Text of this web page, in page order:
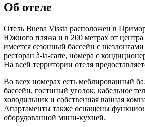
Об отеле
Отель Buena Vissta расположен в
Южного пляжа и в 200 метрах от центра
имеется сезонный бассейн с
ресторан à-la-carte, номера с
На всей территории отеля
Во всех номерах есть меблированный
бассейн, гостиный уголок, кабельное
холодильник и собственная ванная
Апартаменты также оснащены
оборудованной мини-кухней.